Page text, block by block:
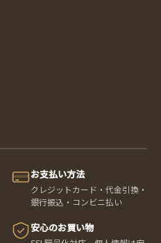
お支払い方法
クレジットカード・代金引換・
銀行振込・コンビニ払い
安心のお買い物